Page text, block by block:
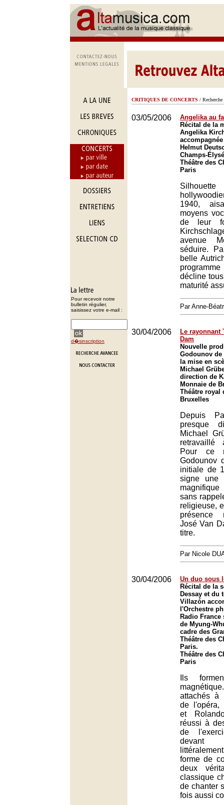
Pour recevoir notre
bulletin régulier,
saisissez votre e-mail :
d�sinscription
CRITIQUES DE CONCERTS / Recherche
03/05/2006
Angelika au
Récital de la
Angelika
Helmut
Champs-
Théâtre des
Paris
1940,
moyens
de leur
avenue
séduire.
belle
décline
maturité
Par Anne-
30/04/2006
Le rayonnant
Dam
Nouvelle
Godounov
la mise en
Michael
direction de
Monnaie de
Théâtre royal
Bruxelles
Depuis
presque
Michael
retravaillé
Pour ce
Godounov
initiale de
signe une
sans
religieuse,
présence
José Van
titre.
Par Nicole
30/04/2006
Un duo sous
Récital de la
Dessay et du
Villazón
l'Orchestre
Radio
de Myung-
cadre des
Théâtre des
Paris.
Théâtre des
Paris
Ils
attachés à
de l'opéra,
et
réussi à
de
forme de
deux
classique
de chanter
fois aussi